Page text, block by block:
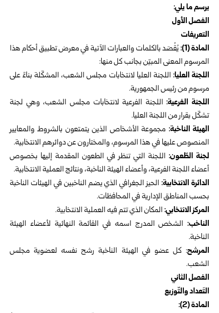
يرسم ما يلي:
الفصل الأول
التعريفات
المادة (1):‏
يُقُصَد بالكلمات والعبارات الآتية في معرض تطبيق أحكام هذا
المرسوم المعنى المبيّن بجانب كل منها:
اللجنة العليا: اللجنة العليا لانتخابات مجلس الشعب، المشكّلة بناءً على
مرسوم من رئيس الجمهورية.
اللجنة الفرعية:اللجنة الفرعية لانتخابات مجلس الشعب، وهي لجنة
تشكّل بقرار من اللجنة العليا.
الهيئة الناخبة: مجموعة الأشخاص الذين يتمتعون بالشروط والمعايير
المنصوص عليها في هذا المرسوم، والمختارون عن دوائرهم الانتخابية.
لجنة الطّعون: اللجنة التي تنظر في الطعون المقدمة إليها بخصوص
أعضاء اللجنة الفرعية، وأعضاء الهيئة الناخبة، ونتائج العملية الانتخابية.
الدائرة الانتخابية:الحيز الجغرافي الذي يضم الناخبين في الهيئات الناخبة
بحسب المناطق الإدارية في المحافظات.
المركز الانتخابي:المكان الذي تتم فيه العملية الانتخابية.
الناخب: الشخص المدرج اسمه في القائمة النهائية لأعضاء الهيئة
الناخبة.
المرشح: كل عضو في الهيئة الناخبة رشح نفسه لعضوية مجلس
الشعب.
الفصل الثاني
التَعداد والتّوزيع
المادة (2):